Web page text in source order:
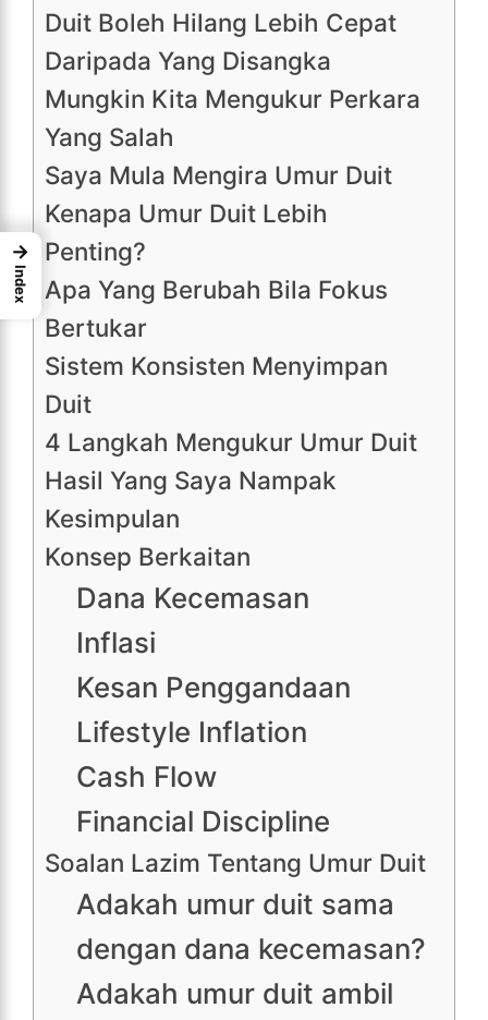
Duit Boleh Hilang Lebih Cepat
Daripada Yang Disangka
Mungkin Kita Mengukur Perkara
Yang Salah
Saya Mula Mengira Umur Duit
Kenapa Umur Duit Lebih
Penting?
Apa Yang Berubah Bila Fokus
Bertukar
Sistem Konsisten Menyimpan
Duit
4 Langkah Mengukur Umur Duit
Hasil Yang Saya Nampak
Kesimpulan
Konsep Berkaitan
Dana Kecemasan
Inflasi
Kesan Penggandaan
Lifestyle Inflation
Cash Flow
Financial Discipline
Soalan Lazim Tentang Umur Duit
Adakah umur duit sama
dengan dana kecemasan?
Adakah umur duit ambil
→
Index